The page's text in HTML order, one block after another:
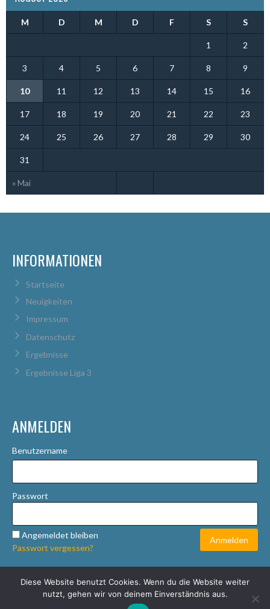
M D M D F S S
« Mai
1 2
3 4 5 6 7 8 9
10 11 12 13 14 15 16
17 18 19 20 21 22 23
24 25 26 27 28 29 30
31
INFORMATIONEN
Startseite
Neuigkeiten
Impressum
Datenschutz
Ergebnisse
Ergebnisse Liga 3
ANMELDEN
Benutzername
Passwort
Angemeldet bleiben
Passwort vergessen?
© 2026 STADTLIGA ROSTOCK
ENTWORFEN VON THEMEBOY
Diese Website benutzt Cookies. Wenn du die Website weiter
nutzt, gehen wir von deinem Einverständnis aus.